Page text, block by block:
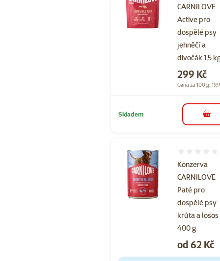
CARNILOVE
Active pro
dospělé psy
jehněčí a
divočák 1,5
Cena
299 Kč
Cena za 100 g:
Skladem do
Konzerva
CARNILOVE
Paté pro
dospělé psy
krůta a losos
400 g
Cena
od 62 Kč